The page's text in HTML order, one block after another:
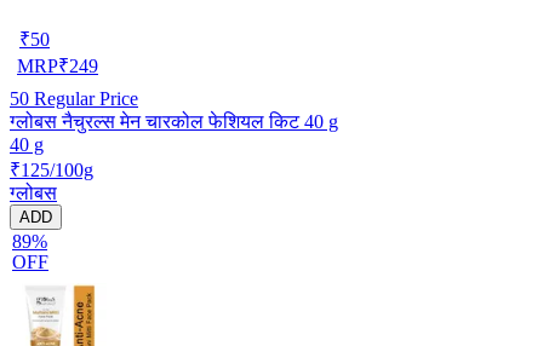
₹50
MRP₹249
50 Regular Price
ग्लोबस नैचुरल्स मेन चारकोल फेशियल किट 40 g
40 g
₹125/100g
ग्लोबस
ADD
89%
OFF